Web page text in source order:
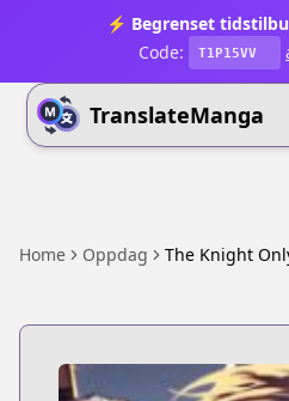
⚡ Begrenset
Code:
T1P15VV
TranslateManga
Home Oppdag The Knight